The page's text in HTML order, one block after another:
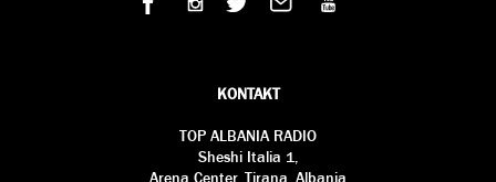
KONTAKT
TOP ALBANIA RADIO
Sheshi Italia 1,